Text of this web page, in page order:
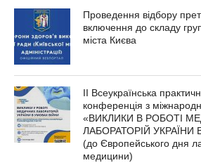
Проведення відбору
включення до складу
міста Києва
ІІ Всеукраїнська
конференція з
«ВИКЛИКИ В РОБОТІ
ЛАБОРАТОРІЙ УКРАЇНИ
(до Європейського дня
медицини)